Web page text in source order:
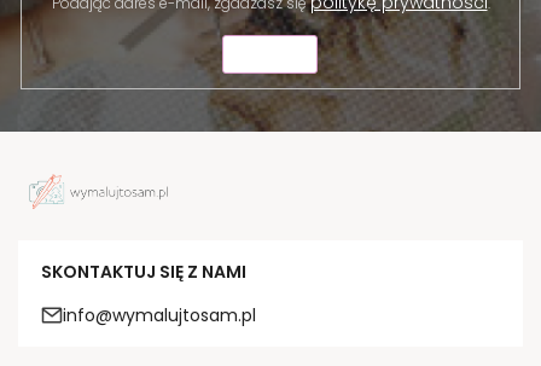
SKONTAKTUJ SIĘ Z NAMI
info@wymalujtosam.pl